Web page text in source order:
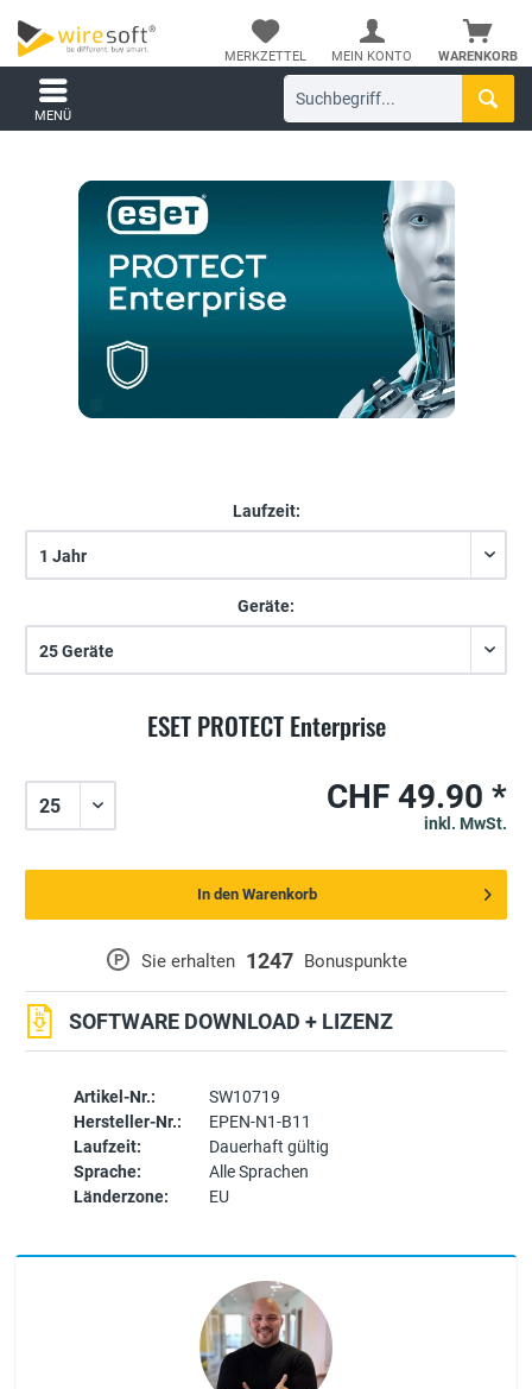
WARENKORB
MERKZETTEL MEIN KONTO
MENÜ
ESET PROTECT Enterprise
Laufzeit:
Geräte:
Artikel-Nr.:
SW10719
Hersteller-Nr.:
EPEN-N1-B11
Laufzeit:
Dauerhaft gültig
Sprache:
Alle Sprachen
Länderzone:
EU
P Sie erhalten 1247 Bonuspunkte
SOFTWARE DOWNLOAD + LIZENZ
CHF 49.90 *
inkl. MwSt.
In den Warenkorb